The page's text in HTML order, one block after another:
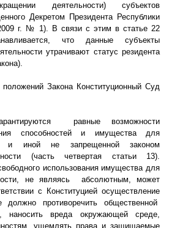
деятельности) субъектов
Декретом Президента Республики
г. № 1). В связи с этим в статье 22
что данные субъекты
утрачивают статус резидента
Закона Конституционный Суд
равные возможности
способностей и имущества для
и иной не запрещенной законом
(часть четвертая статьи 13).
использования имущества для
не являясь
абсолютным, может
с Конституцией осуществление
должно противоречить общественной
наносить вреда окружающей среде,
ущемлять права и защищаемые